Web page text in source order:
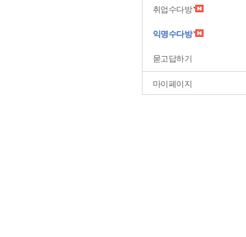
취업수다방
익명수다방
묻고답하기
마이페이지